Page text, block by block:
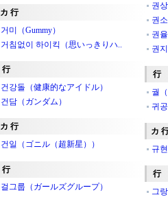
カ 行
거미（Gummy）
거침없이 하이킥（思いっきりハ..
行
건강돌（健康的なアイドル）
건담（ガンダム）
カ 行
건일（ゴニル（超新星））
行
걸그룹（ガールズグループ）
권
권
권
권
行
궐
귀
カ
규
行
그